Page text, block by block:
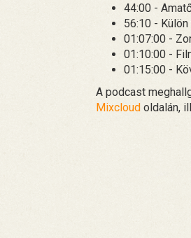
44:00 -
56:10 -
01:07:00 -
01:10:00 -
01:15:00 -
A podcast
Mixcloud oldalán,